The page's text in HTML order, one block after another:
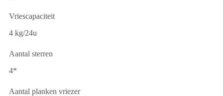
Vriescapaciteit
4 kg/24u
Aantal sterren
4*
Aantal planken vriezer